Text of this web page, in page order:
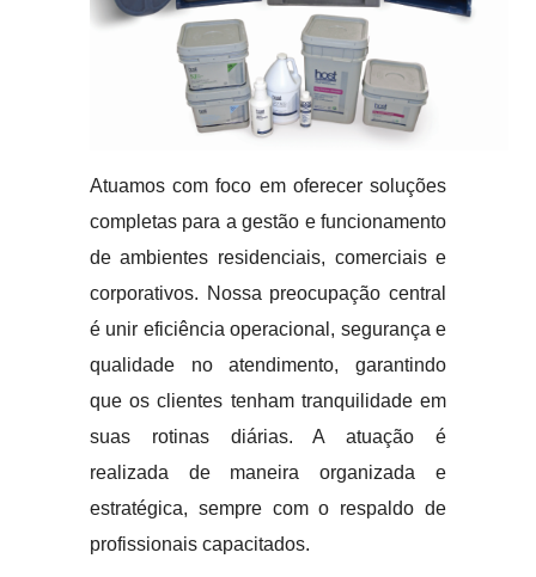
Atuamos com foco em oferecer soluções
completas para a gestão e funcionamento
de ambientes residenciais, comerciais e
corporativos. Nossa preocupação central
é unir eficiência operacional, segurança e
qualidade no atendimento, garantindo
que os clientes tenham tranquilidade em
suas rotinas diárias. A atuação é
realizada de maneira organizada e
estratégica, sempre com o respaldo de
profissionais capacitados.